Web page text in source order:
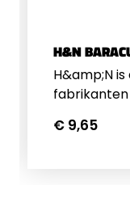
H&N
H&amp;N
Baracuda
€ 9,65